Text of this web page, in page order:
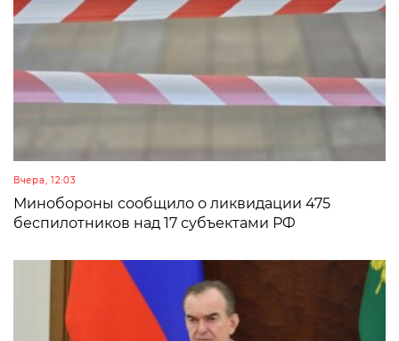
Вчера, 12:03
Минобороны сообщило о ликвидации 475
беспилотников над 17 субъектами РФ